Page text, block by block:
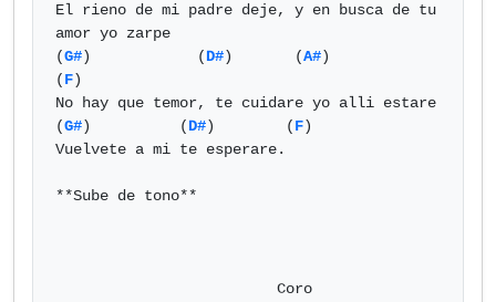
El rieno de mi padre deje, y en busca de tu
amor yo zarpe
(G#)            (D#)       (A#)
(F)
No hay que temor, te cuidare yo alli estare
(G#)          (D#)        (F)
Vuelvete a mi te esperare.
**Sube de tono**